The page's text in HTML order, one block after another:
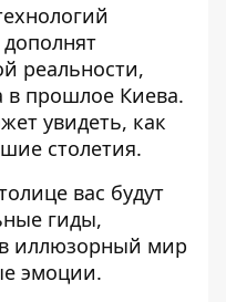
реальности,
в прошлое Киева.
увидеть, как
столетия.
вас будут
гиды,
в иллюзорный мир
эмоции.